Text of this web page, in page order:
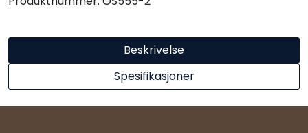
Beskrivelse
Spesifikasjoner